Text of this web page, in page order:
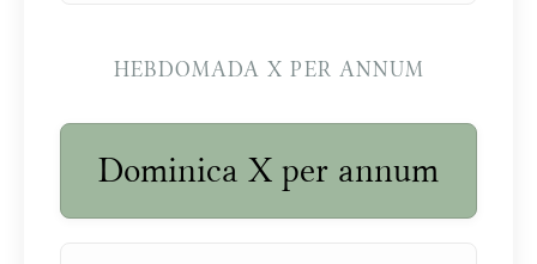
HEBDOMADA X PER ANNUM
Dominica X per annum